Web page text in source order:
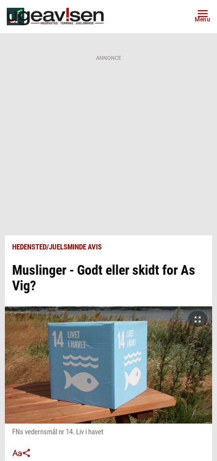
Menu
ANNONCE
HEDENSTED/JUELSMINDE AVIS
Muslinger - Godt eller skidt for As
Vig?
FNs vedernsmål nr 14. Liv i havet